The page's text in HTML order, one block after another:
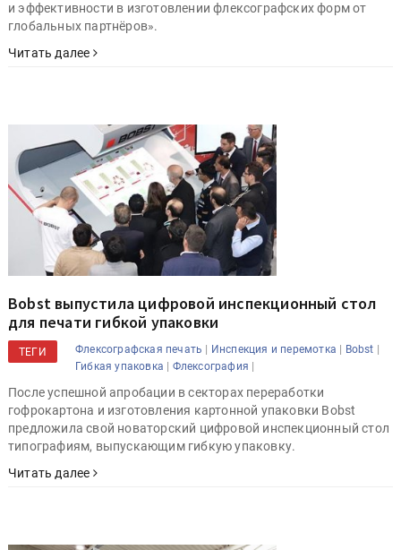
и эффективности в изготовлении флексографских форм от
глобальных партнёров».
Читать далее
Bobst выпустила цифровой инспекционный стол
для печати гибкой упаковки
ТЕГИ Флексографская печать | Инспекция и перемотка | Bobst |
Гибкая упаковка | Флексография |
После успешной апробации в секторах переработки
гофрокартона и изготовления картонной упаковки Bobst
предложила свой новаторский цифровой инспекционный стол
типографиям, выпускающим гибкую упаковку.
Читать далее